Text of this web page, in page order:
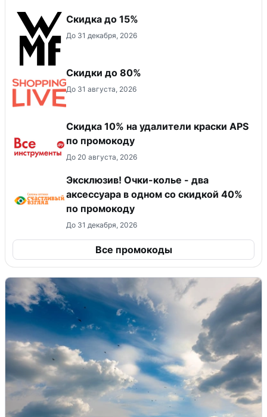
Скидка до 15%
До 31 декабря, 2026
Скидки до 80%
До 31 августа, 2026
Скидка 10% на удалители краски APS
по промокоду
До 20 августа, 2026
Эксклюзив! Очки-колье - два
аксессуара в одном со скидкой 40%
по промокоду
До 31 декабря, 2026
Все промокоды